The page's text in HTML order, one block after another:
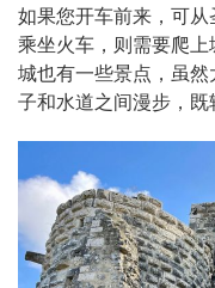
如果您开车前来，可
乘坐火车，则需要爬
城也有一些景点，虽
子和水道之间漫步，既